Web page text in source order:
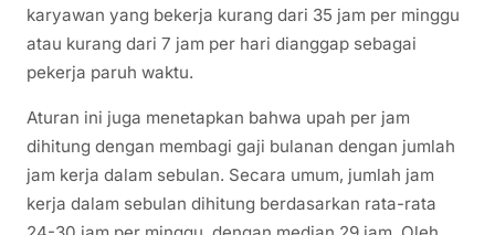
karyawan yang bekerja kurang dari 35 jam per minggu
atau kurang dari 7 jam per hari dianggap sebagai
pekerja paruh waktu.
Aturan ini juga menetapkan bahwa upah per jam
dihitung dengan membagi gaji bulanan dengan jumlah
jam kerja dalam sebulan. Secara umum, jumlah jam
kerja dalam sebulan dihitung berdasarkan rata-rata